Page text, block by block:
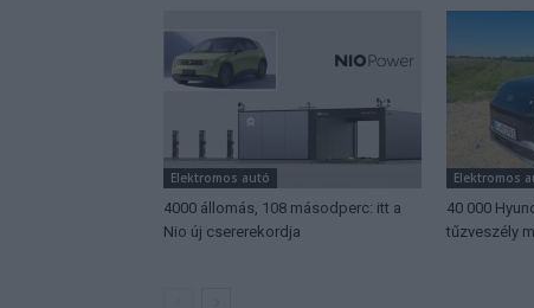
Elektromos autó
4000 állomás, 108 másodperc: itt a
Nio új csererekordja
Elektromos
40 000
tűzveszély